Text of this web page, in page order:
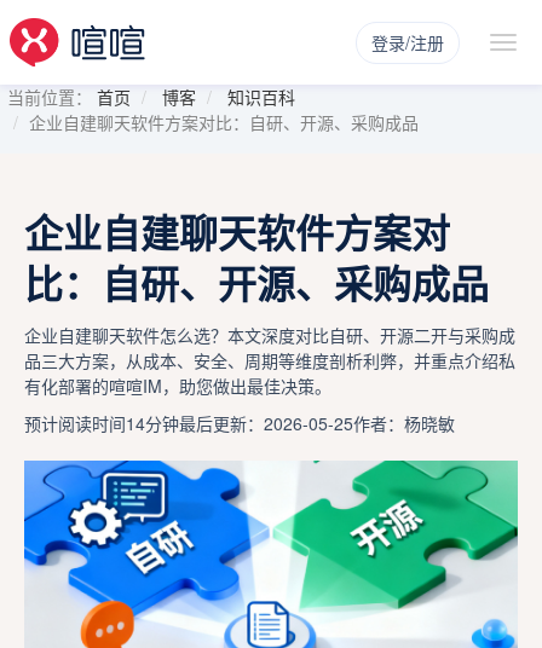
登录/注册
当前位置： 首页 博客
知识百科
企业自建聊天软件方案对比：自研、开源、采购成品
企业自建聊天软件方案对
比：自研、开源、采购成品
企业自建聊天软件怎么选？本文深度对比自研、开源二开与采购成
品三大方案，从成本、安全、周期等维度剖析利弊，并重点介绍私
有化部署的喧喧IM，助您做出最佳决策。
预计阅读时间14分钟最后更新：2026-05-25作者：杨晓敏